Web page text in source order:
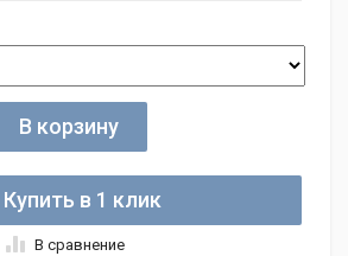
В корзину
Купить в 1 клик
В сравнение